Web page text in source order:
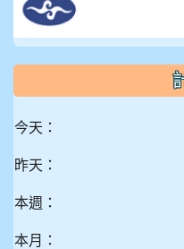
今天：
昨天：
本週：
本月：